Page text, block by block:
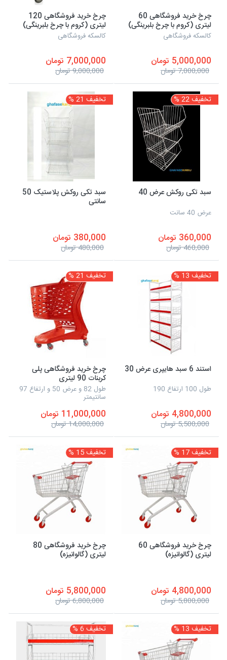
چرخ خرید فروشگاهی 60
لیتری (کروم با چرخ بلبرینگی)
کالسکه فروشگاهی
5,000,000 تومان
7,000,000 تومان
چرخ خرید فروشگاهی 120
لیتری (کروم با چرخ بلبرینگی)
کالسکه فروشگاهی
7,000,000 تومان
9,000,000 تومان
تخفیف 22 %
سبد تکی روکش عرض 40
عرض 40 سانت
360,000 تومان
460,000 تومان
تخفیف 21 %
سبد تکی روکش پلاستیک 50
سانتی
380,000 تومان
480,000 تومان
تخفیف 13 %
استند 6 سبد هایپری عرض 30
طول 100 ارتفاع 190
4,800,000 تومان
5,500,000 تومان
تخفیف 21 %
چرخ خرید فروشگاهی پلی
کربنات 90 لیتری
طول 82 و عرض 50 و ارتفاع 97
سانتیمتر
11,000,000 تومان
14,000,000 تومان
تخفیف 17 %
چرخ خرید فروشگاهی 60
لیتری (گالوانیزه)
4,800,000 تومان
5,800,000 تومان
تخفیف 15 %
چرخ خرید فروشگاهی 80
لیتری (گالوانیزه)
5,800,000 تومان
6,800,000 تومان
تخفیف 13 % تخفیف 6 %